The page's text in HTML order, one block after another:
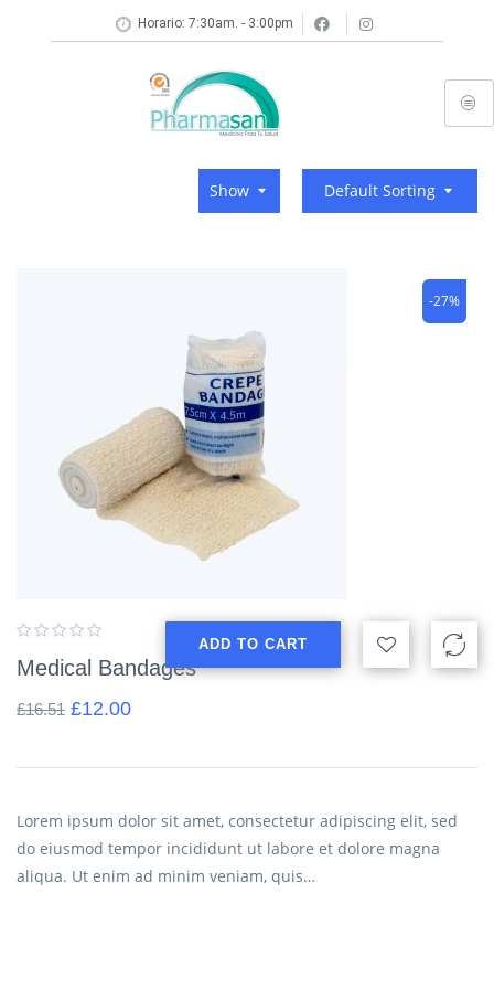
Horario: 7:30am. - 3:00pm
Default Sorting
Show
-27%
Medical Bandages
£16.51 £12.00
ADD TO CART
Lorem ipsum dolor sit amet, consectetur adipiscing elit, sed
do eiusmod tempor incididunt ut labore et dolore magna
aliqua. Ut enim ad minim veniam, quis…